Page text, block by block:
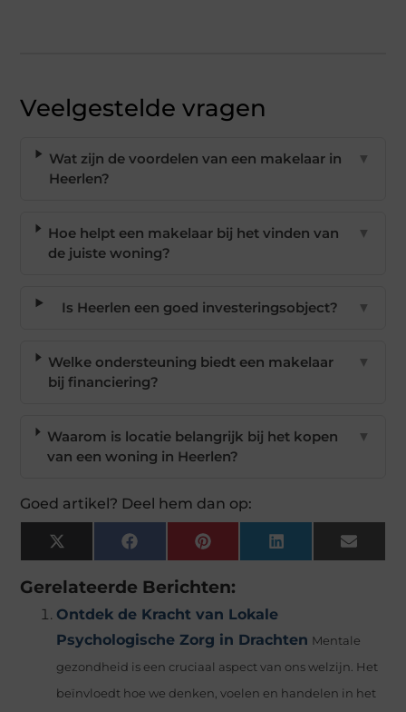
Veelgestelde vragen
Wat zijn de voordelen van een makelaar in
Heerlen?
▼
Hoe helpt een makelaar bij het vinden van
de juiste woning?
▼
Is Heerlen een goed investeringsobject? ▼
Welke ondersteuning biedt een makelaar
bij financiering?
▼
Waarom is locatie belangrijk bij het kopen
van een woning in Heerlen?
▼
Goed artikel? Deel hem dan op:
X
(Twitter)
FacebookPinterest LinkedIn Email
Gerelateerde Berichten:
Ontdek de Kracht van Lokale
Psychologische Zorg in Drachten Mentale
gezondheid is een cruciaal aspect van ons welzijn. Het
beïnvloedt hoe we denken, voelen en handelen in het